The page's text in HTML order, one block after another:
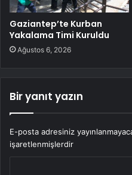
Gaziantep’te Kurban
Yakalama Timi Kuruldu
Ağustos 6, 2026
Bir yanıt yazın
E-posta adresiniz
işaretlenmişlerdir